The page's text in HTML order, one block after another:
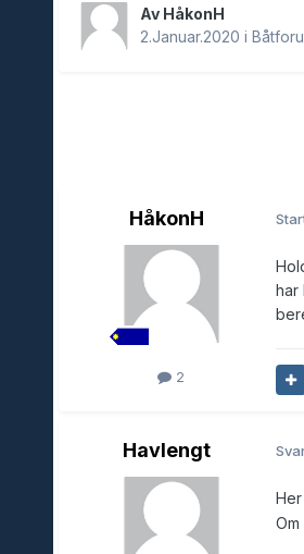
Av HåkonH
2.Januar.2020 i
HåkonH
2
har
Havlengt